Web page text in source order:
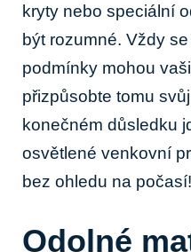
kryty nebo speciální
být rozumné. Vždy
podmínky mohou
přizpůsobte tomu
konečném důsledku
osvětlené venkovní
bez ohledu na počasí!
Odolné